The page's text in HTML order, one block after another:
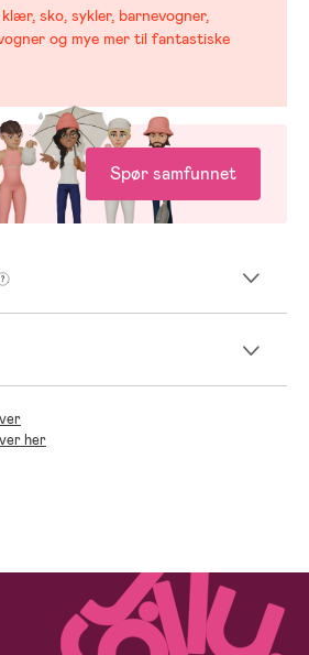
sko, sykler, barnevogner,
og mye mer til fantastiske
Spør samfunnet
her